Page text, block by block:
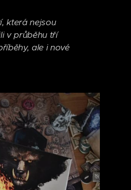
která nejsou
v průběhu tří
ale i nové